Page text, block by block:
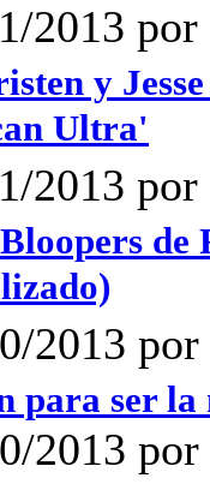
2013
y
Ultra'
2013
2013
para ser
2013